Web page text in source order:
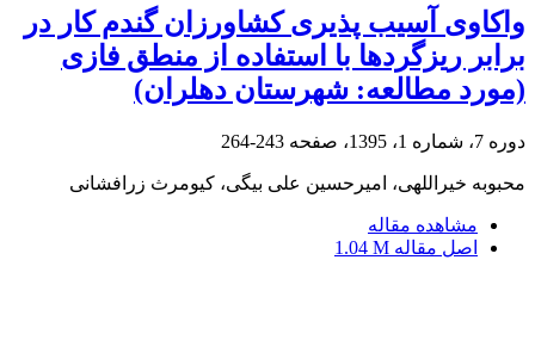
واکاوی آسیب پذیری کشاورزان گندم کار در
برابر ریزگردها با استفاده از منطق فازی
(مورد مطالعه: شهرستان دهلران)
دوره 7، شماره 1، 1395، صفحه 243-264
محبوبه خیراللهی، امیرحسین علی بیگی، کیومرث زرافشانی
مشاهده مقاله
اصل مقاله 1.04 M